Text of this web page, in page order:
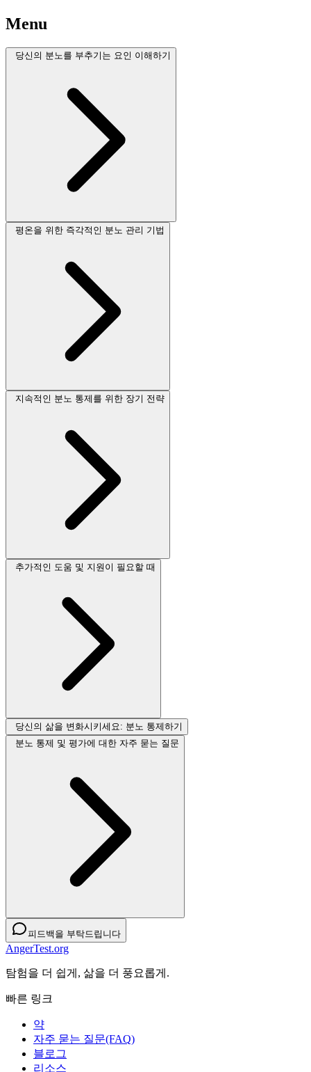
Menu
당신의 분노를 부추기는 요인 이해하기
평온을 위한 즉각적인 분노 관리 기법
지속적인 분노 통제를 위한 장기 전략
추가적인 도움 및 지원이 필요할 때
당신의 삶을 변화시키세요: 분노 통제하기
분노 통제 및 평가에 대한 자주 묻는 질문
피드백을 부탁드립니다
AngerTest.org
탐험을 더 쉽게, 삶을 더 풍요롭게.
빠른 링크
약
자주 묻는 질문(FAQ)
블로그
리소스